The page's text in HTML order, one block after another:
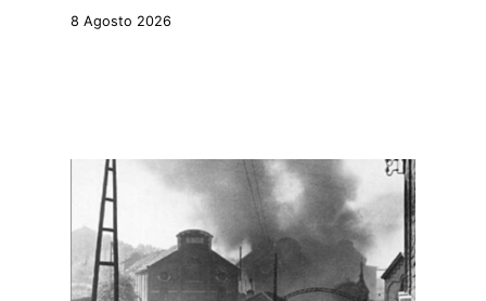
8 Agosto 2026